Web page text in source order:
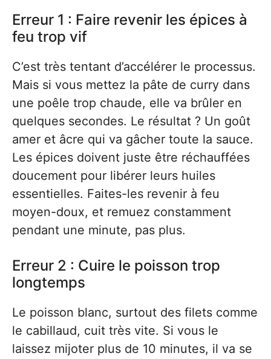
Erreur 1 : Faire revenir les épices à
feu trop vif
C’est très tentant d’accélérer le processus.
Mais si vous mettez la pâte de curry dans
une poêle trop chaude, elle va brûler en
quelques secondes. Le résultat ? Un goût
amer et âcre qui va gâcher toute la sauce.
Les épices doivent juste être réchauffées
doucement pour libérer leurs huiles
essentielles. Faites-les revenir à feu
moyen-doux, et remuez constamment
pendant une minute, pas plus.
Erreur 2 : Cuire le poisson trop
longtemps
Le poisson blanc, surtout des filets comme
le cabillaud, cuit très vite. Si vous le
laissez mijoter plus de 10 minutes, il va se